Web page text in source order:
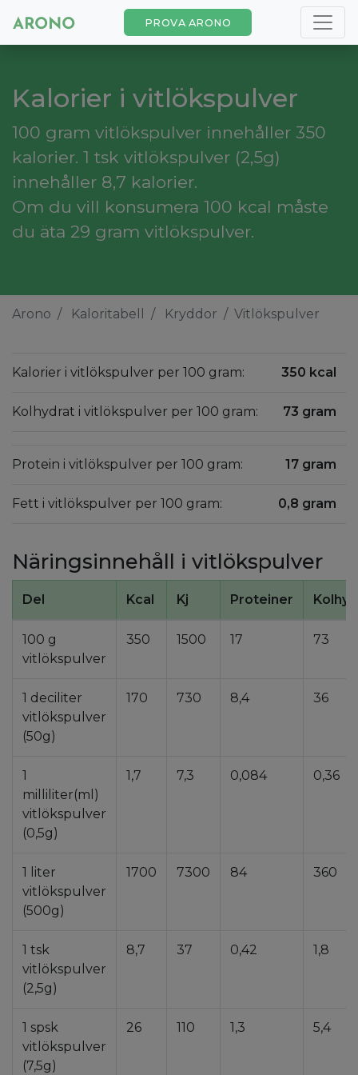
PROVA ARONO
Kalorier i vitlökspulver
100 gram vitlökspulver innehåller 350
kalorier. 1 tsk vitlökspulver (2,5g)
innehåller 8,7 kalorier.
Om du vill konsumera 100 kcal måste
du äta 29 gram vitlökspulver.
Arono Kaloritabell Kryddor Vitlökspulver
Kalorier i vitlökspulver per 100 gram: 350 kcal
Kolhydrat i vitlökspulver per 100 gram: 73 gram
Protein i vitlökspulver per 100 gram: 17 gram
Fett i vitlökspulver per 100 gram: 0,8 gram
Näringsinnehåll i vitlökspulver
Del Kcal Kj Proteiner
100 g
vitlökspulver
350 1500 17 73
1 deciliter
vitlökspulver
(50g)
170 730 8,4 36
1
milliliter(ml)
vitlökspulver
(0,5g)
1,7 7,3 0,084 0,36
1 liter
vitlökspulver
(500g)
1700 7300 84 360
1 tsk
vitlökspulver
(2,5g)
8,7 37 0,42 1,8
1 spsk
vitlökspulver
(7,5g)
26 110 1,3 5,4